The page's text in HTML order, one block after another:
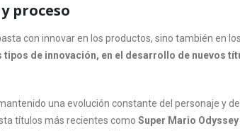
proceso
con innovar en los productos, sino también en
tipos de innovación, en el desarrollo de nuevos
una evolución constante del personaje y
títulos más recientes como Super Mario Odyssey